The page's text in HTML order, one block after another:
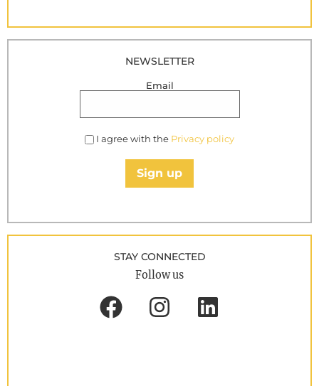
NEWSLETTER
Email
I agree with the Privacy policy
Sign up
STAY CONNECTED
Follow us